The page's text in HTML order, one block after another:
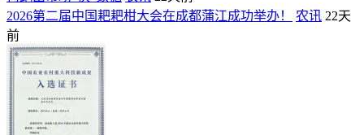
2026第二届中国耙耙柑大会在成都蒲江成功举办！
农讯 22天
前